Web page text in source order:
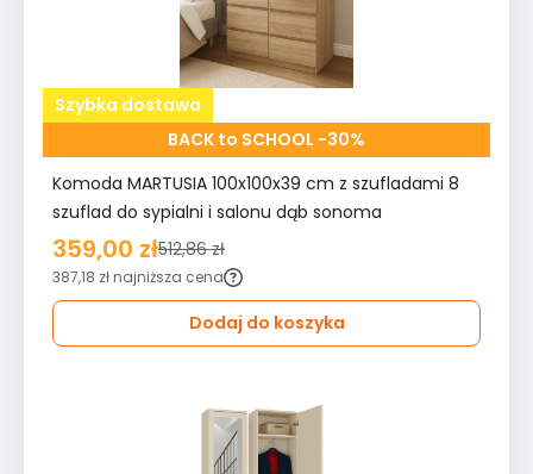
Szybka dostawa
BACK to SCHOOL -30%
Komoda MARTUSIA 100x100x39 cm z szufladami 8
szuflad do sypialni i salonu dąb sonoma
359,00 zł512,86 zł
387,18 zł najniższa cena
Dodaj do koszyka